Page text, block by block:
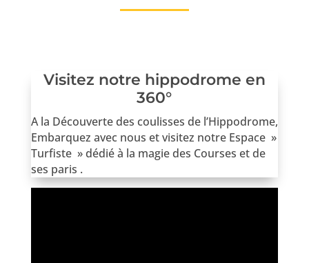
Visitez notre hippodrome en
360°
A la Découverte des coulisses de l’Hippodrome,
Embarquez avec nous et visitez notre Espace »
Turfiste » dédié à la magie des Courses et de
ses paris .